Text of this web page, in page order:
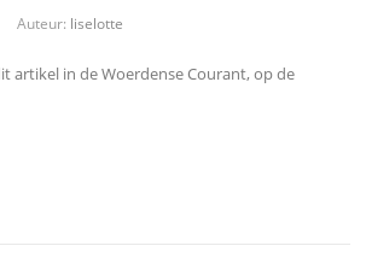
Auteur: liselotte
artikel in de Woerdense Courant, op de